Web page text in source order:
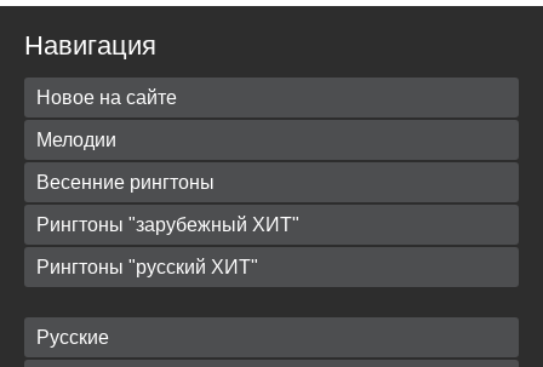
Навигация
Новое на сайте
Мелодии
Весенние рингтоны
Рингтоны "зарубежный ХИТ"
Рингтоны "русский ХИТ"
Русские